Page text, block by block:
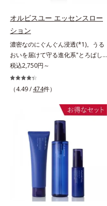
*7 乾燥による*8 保湿成分*9
ロニセラカエルレア果汁、ノバラエ
キス配合＝うるおいを与えハリと透
明感に満ちた肌へ導く保湿成分
*10 メマツヨイグサ抽出液、スイ
カズラエキス配合＝角層のすみずみ
まで水分・油分を保ち、ハリ・ツヤ
を与える保湿成分*11 気持ちのこ
ッククリーム(*3)、パックの6役を
アシン(*4)によるシワ改善・シミ予
防に加え、複合成分コラーゲンコン
プレックスSPが肌のハリを徹底サポ
ート。肌なじみのよいクリーム構造
で角層まで保湿成分が浸透し、うる
おいをギュッと閉じ込めます。洗顔
ア。うるおいのベールで守られた、
ハリ感のあるなめらかな肌を叶えま
す。*1 メラニンの生成を抑え、シ
ミ・ソバカスを防ぐ*2 肌にハリを
与え若々しい印象*3 首のうるおい
ケアとして*4 ナイアシンアミド
オルビスユー エッセンスロー
ション
濃密なのにぐんぐん浸透(*1)。うる
おいを届けて守る進化系"とろぱし
ゃ"ローション。7000種を超える成
分から厳選し、「うるおいの質
(*1)」に着目した初期エイジングケ
来のうるおいやバリア機能にアプロ
ーチする初期エイジングケアシリー
ズです。「うるおいの質」に着目
し、肌荒れを予防しながらうるおい
に満ちた美しい肌へと導きます。ポ
ーラ・オルビスグループ独自の肌荒
れ防止有効成分として、「DF-パン
テノール(*3)」を国内唯一(*4)、高
濃度で配合。角層のバリア機能にア
プローチして肌荒れを防ぎ、肌不調
税込2,750円～
（4.49 / 474件）